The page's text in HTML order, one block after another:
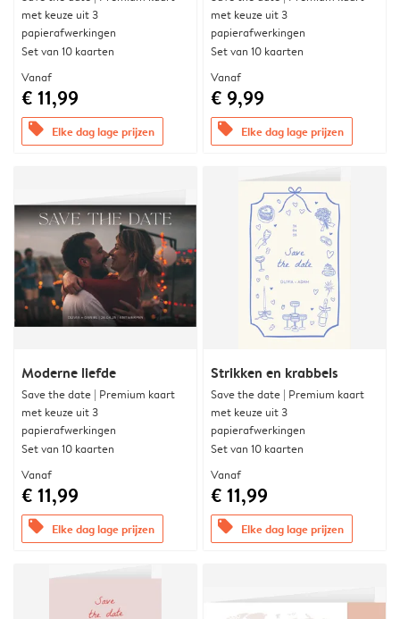
met keuze uit 3
papierafwerkingen
Set van 10 kaarten
Vanaf
€ 11,99
offers Elke dag lage prijzen
met keuze uit 3
papierafwerkingen
Set van 10 kaarten
Vanaf
€ 9,99
offers Elke dag lage prijzen
Moderne liefde
Save the date | Premium kaart
met keuze uit 3
papierafwerkingen
Set van 10 kaarten
Vanaf
€ 11,99
offers Elke dag lage prijzen
Strikken en krabbels
Save the date | Premium kaart
met keuze uit 3
papierafwerkingen
Set van 10 kaarten
Vanaf
€ 11,99
offers Elke dag lage prijzen